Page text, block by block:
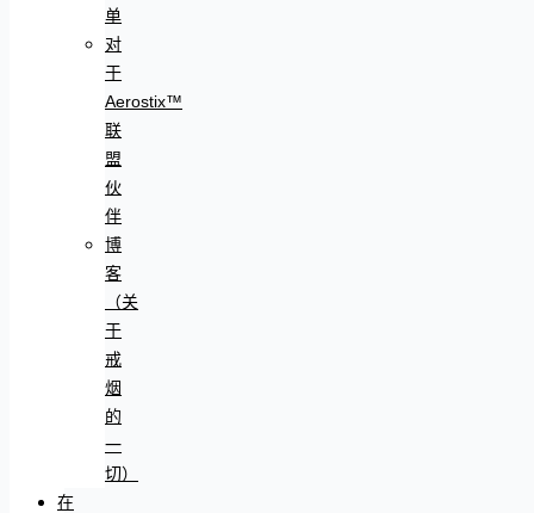
单
对
于
Aerostix™
联
盟
伙
伴
博
客
（关
于
戒
烟
的
一
切）
在